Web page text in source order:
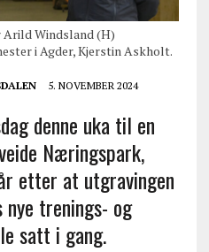
Arild Windsland (H)
i Agder, Kjerstin Askholt.
5. NOVEMBER 2024
denne uka til en
Næringspark,
etter at utgravingen
trenings- og
satt i gang.